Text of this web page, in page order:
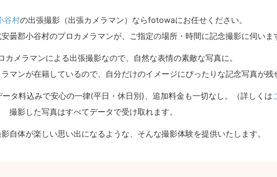
谷村の出張撮影（出張カメラマン）ならfotowaにお任せください。
曇郡小谷村のプロカメラマンが、ご指定の場所・時間に記念撮影に伺いま
カメラマンによる出張撮影なので、自然な表情の素敵な写真に。
マンが在籍しているので、自分だけのイメージにぴったりな記念写真が残
タ料込みで安心の一律(平日・休日別)、追加料金も一切なし。（詳しくは
撮影した写真はすべてデータで受け取れます。
自体が楽しい思い出になるような、そんな撮影体験を提供いたします。